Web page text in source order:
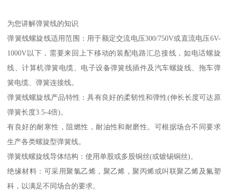
为您讲解弹簧线的知识
弹簧线螺旋线适用范围：用于额定交流电压300/750V或直流电压6V-
1000V以下，需要来回上下移动的装配电路汇总接线，如电话螺旋
线、计算机弹簧电缆、电子设备弹簧线插件及汽车螺旋线、拖车弹
簧电缆、弹簧连接线。
弹簧线螺旋线产品特性：具有良好的柔韧性和弹性(伸长长度可达原
弹簧长度3.5-4倍)。
有良好的耐寒性，阻燃性，耐油性和耐磨性。可根据场合不同要求
生产各类螺旋型弹簧线。
弹簧线螺旋线导体结构：使用单股或多股铜丝(或镀锡铜丝)。
绝缘材料：可采用聚氯乙烯，聚乙烯，聚丙烯或叫联聚乙烯及氟塑
科，以满足不同场合的要求。